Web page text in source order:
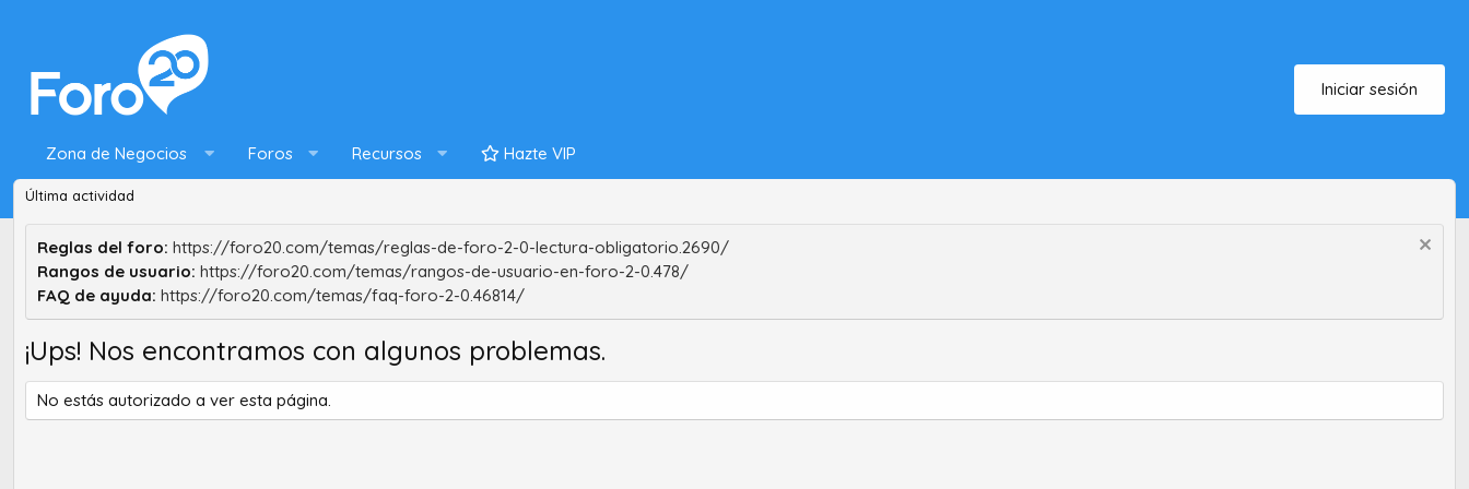
Iniciar sesión
Zona de Negocios Foros Recursos Hazte VIP
Última actividad
Reglas del foro: https://foro20.com/temas/reglas-de-foro-2-0-lectura-obligatorio.2690/
Rangos de usuario: https://foro20.com/temas/rangos-de-usuario-en-foro-2-0.478/
FAQ de ayuda: https://foro20.com/temas/faq-foro-2-0.46814/
¡Ups! Nos encontramos con algunos problemas.
No estás autorizado a ver esta página.